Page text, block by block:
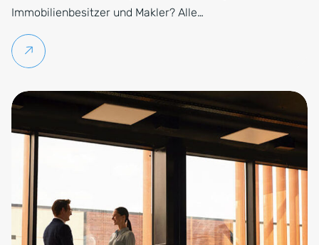
Immobilienbesitzer und Makler? Alle…
Weiterlesen